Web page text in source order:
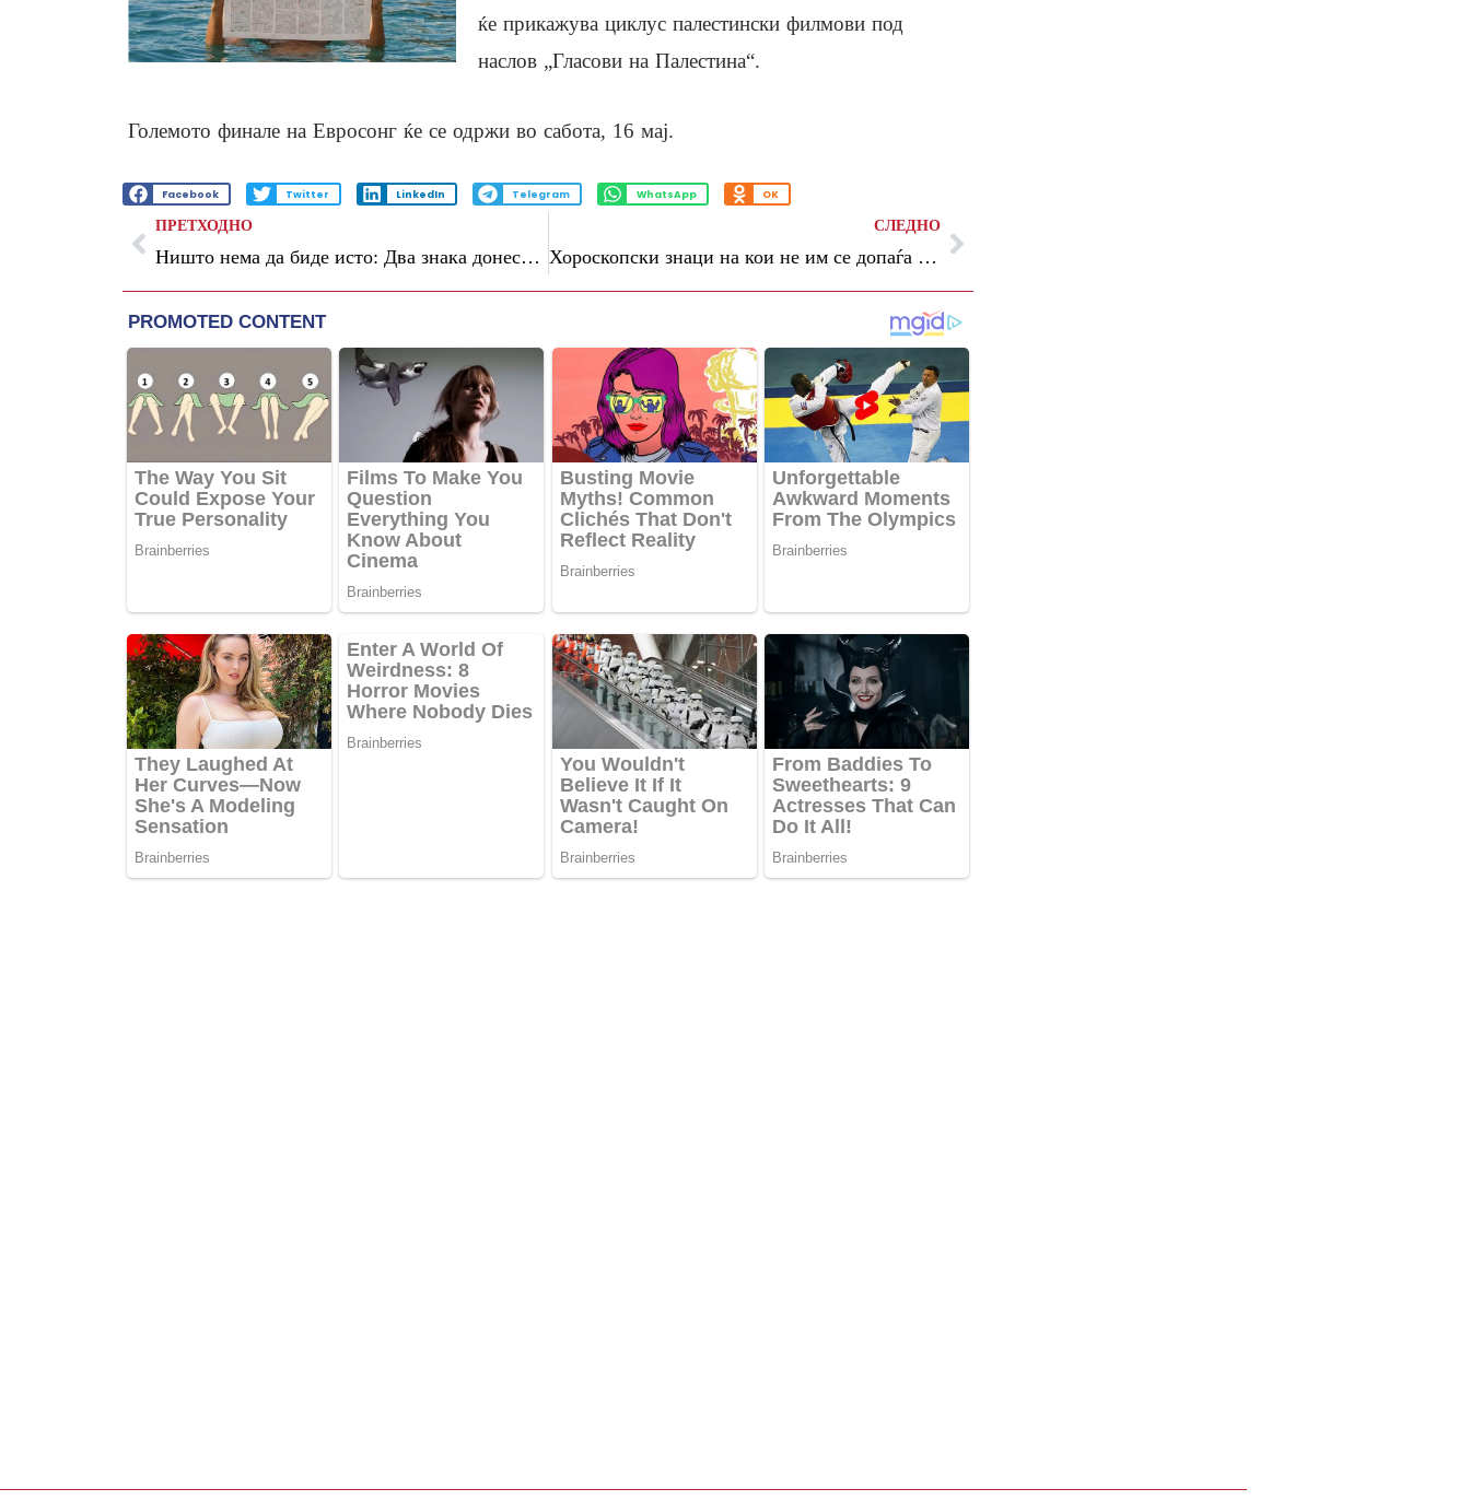
ќе прикажува циклус палестински филмови под
наслов „Гласови на Палестина“.
Големото финале на Евросонг ќе се одржи во сабота, 16 мај.
Facebook Twitter LinkedIn Telegram WhatsApp OK
ПРЕТХОДНО
Ништо нема да биде исто: Два знака донесуваат одлука што ќе им го промени животот
СЛЕДНО
Хороскопски знаци на кои не им се допаѓа Евровизија